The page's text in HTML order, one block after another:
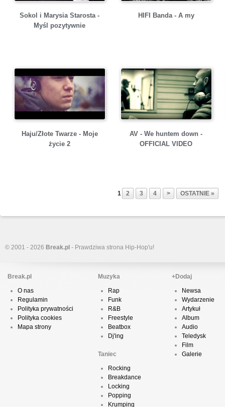
Sokol i Marysia Starosta -
Myśl pozytywnie
HIFI Banda - A my
Haju/Złote Twarze - Moje
życie 2
AV - We huntem down -
OFFICIAL VIDEO
1 2 3 4 > OSTATNIE »
© 2001 - 2026 Break.pl - Prawdziwa strona Hip-Hop'u!
Break.pl
O nas
Regulamin
Polityka prywatności
Polityka cookies
Mapa strony
Muzyka
Rap
Funk
R&B
Freestyle
Beatbox
Dj'ing
Taniec
Rocking
Breakdance
Locking
Popping
Krumping
+Dodaj
Newsa
Wydarzenie
Artykuł
Album
Audio
Teledysk
Film
Galerie